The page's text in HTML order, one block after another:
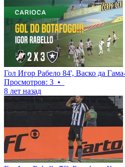
Гол Игор Рабело 84', Васко да
Просмотров: 3 •
8 лет назад